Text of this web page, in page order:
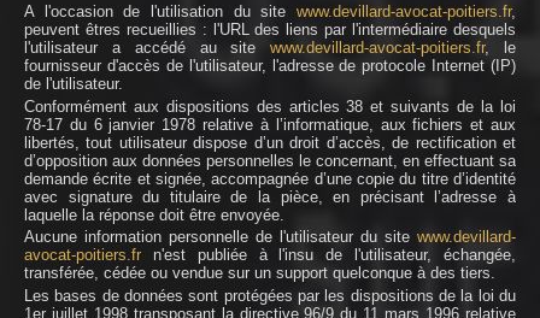
A l'occasion de l'utilisation du site www.devillard-avocat-poitiers.fr,
peuvent êtres recueillies : l'URL des liens par l'intermédiaire desquels
l'utilisateur a accédé au sitewww.devillard-avocat-poitiers.fr, le
fournisseur d'accès de l'utilisateur, l'adresse de protocole Internet (IP)
de l'utilisateur.
Conformément aux dispositions des articles 38 et suivants de la loi
78-17 du 6 janvier 1978 relative à l’informatique, aux fichiers et aux
libertés, tout utilisateur dispose d’un droit d’accès, de rectification et
d’opposition aux données personnelles le concernant, en effectuant sa
demande écrite et signée, accompagnée d’une copie du titre d’identité
avec signature du titulaire de la pièce, en précisant l’adresse à
laquelle la réponse doit être envoyée.
Aucune information personnelle de l'utilisateur du site www.devillard-
avocat-poitiers.fr n'est publiée à l'insu de l'utilisateur, échangée,
transférée, cédée ou vendue sur un support quelconque à des tiers.
Les bases de données sont protégées par les dispositions de la loi du
1er juillet 1998 transposant la directive 96/9 du 11 mars 1996 relative